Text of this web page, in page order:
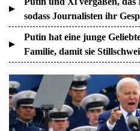
sodass Journalisten ihr
Putin hat eine junge
Familie, damit sie